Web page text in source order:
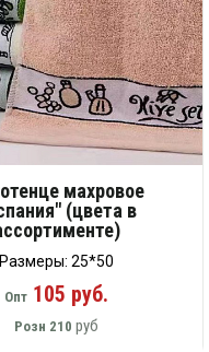
махровое
(цвета в
Размеры: 25*50
Опт 105 руб.
Розн 210 руб